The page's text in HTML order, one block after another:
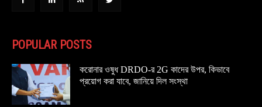
POPULAR POSTS
করোনার ওষুধ DRDO-র 2G কাদের উপর, কিভাবে
প্রয়োগ করা যাবে, জানিয়ে দিল সংস্থা